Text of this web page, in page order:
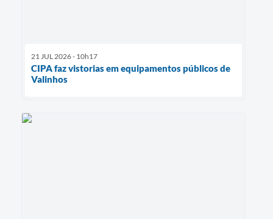
21 JUL 2026 - 10h17
CIPA faz vistorias em equipamentos públicos de
Valinhos